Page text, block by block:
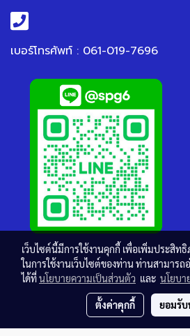
เบอร์โทรศัพท์ : 061-019-7696
เว็บไซต์นี้มีการใช้งานคุกกี้ เพื่อเพิ่มประสิ
ในการใช้งานเว็บไซต์ของท่าน ท่านสามารถ
ได้ที่นโยบายความเป็นส่วนตัว และ นโยบา
ตั้งค่าคุกกี้ ยอมรั